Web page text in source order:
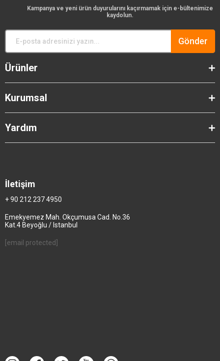
Kampanya ve yeni ürün duyurularını kaçırmamak için e-bültenimize
kaydolun.
Gönder
Ürünler
Kurumsal
Yardım
İletişim
+ 90 212 237 4950
Emekyemez Mah. Okçumusa Cad. No.36
Kat.4 Beyoğlu / Istanbul
[email protected]